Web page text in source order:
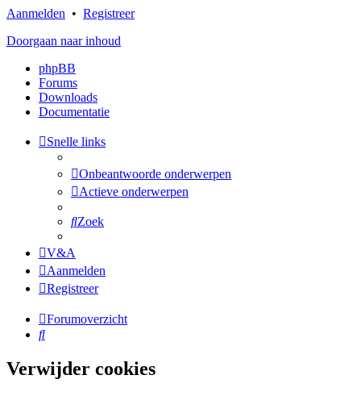
Aanmelden • Registreer
Doorgaan naar inhoud
phpBB
Forums
Downloads
Documentatie
Snelle links
Onbeantwoorde onderwerpen
Actieve onderwerpen
Zoek
V&A
Aanmelden
Registreer
Forumoverzicht
Zoek
Verwijder cookies